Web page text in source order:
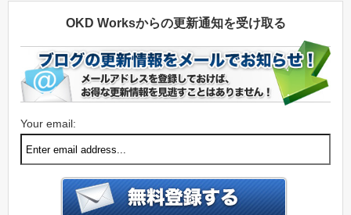
OKD Worksからの更新通知を受け取る
Your email: